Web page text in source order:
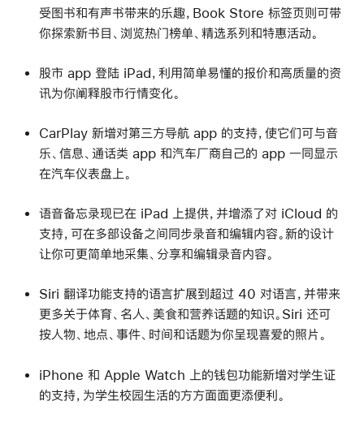
受图书和有声书带来的乐趣，Book Store 标签页则可带
你探索新书目、浏览热门榜单、精选系列和特惠活动。
股市 app 登陆 iPad，利用简单易懂的报价和高质量的资
讯为你阐释股市行情变化。
CarPlay 新增对第三方导航 app 的支持，使它们可与音
乐、信息、通话类 app 和汽车厂商自己的 app 一同显示
在汽车仪表盘上。
语音备忘录现已在 iPad 上提供，并增添了对 iCloud 的
支持，可在多部设备之间同步录音和编辑内容。新的设计
让你可更简单地采集、分享和编辑录音内容。
Siri 翻译功能支持的语言扩展到超过 40 对语言，并带来
更多关于体育、名人、美食和营养话题的知识。Siri 还可
按人物、地点、事件、时间和话题为你呈现喜爱的照片。
iPhone 和 Apple Watch 上的钱包功能新增对学生证
的支持，为学生校园生活的方方面面更添便利。